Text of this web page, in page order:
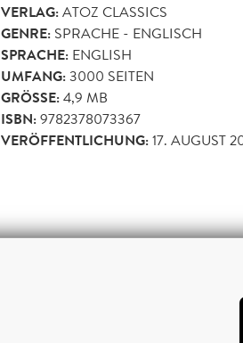
VERLAG:ATOZ CLASSICS
GENRE: SPRACHE - ENGLISCH
SPRACHE: ENGLISH
UMFANG:3000 SEITEN
GRÖSSE: 4,9 MB
ISBN:9782378073367
VERÖFFENTLICHUNG:17. AUGUST